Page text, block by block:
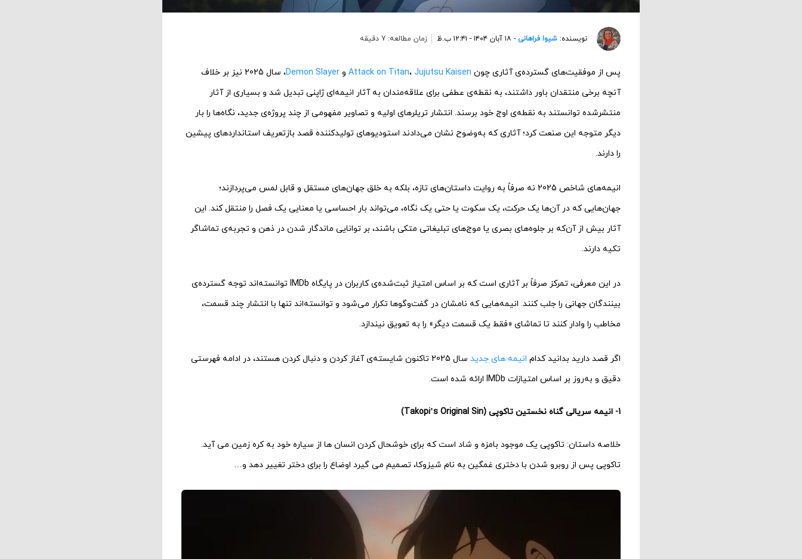
نویسنده: شیوا فراهانی - ۱۸ آبان ۱۴۰۴ - ۱۲:۴۱ ب.ظ زمان مطالعه: 7 دقیقه
پس از موفقیت‌های گسترده‌ی آثاری چون Attack on Titan، Jujutsu Kaisen و Demon Slayer
، سال 2025 نیز بر خلاف
آنچه برخی منتقدان باور داشتند، به نقطه­‌ی عطفی برای علاقه‌­مندان به آثار انیمه‌­ای ژاپنی تبدیل شد و بسیاری از آثار
منتشرشده توانستند به نقطه‌ی اوج خود برسند. انتشار تریلرهای اولیه و تصاویر مفهومی از چند پروژه‌ی جدید، نگاه‌ها را بار
دیگر متوجه این صنعت کرد؛ آثاری که به‌وضوح نشان می‌دادند استودیوهای تولیدکننده قصد بازتعریف استانداردهای پیشین
را دارند.
انیمه‌های شاخص 2025 نه صرفاً به روایت داستان‌های تازه، بلکه به خلق جهان‌های مستقل و قابل لمس می‌پردازند؛
جهان‌هایی که در آن‌ها یک حرکت، یک سکوت یا حتی یک نگاه، می‌تواند بار احساسی یا معنایی یک فصل را منتقل کند. این
آثار بیش از آن‌که بر جلوه‌های بصری یا موج‌های تبلیغاتی متکی باشند، بر توانایی ماندگار شدن در ذهن و تجربه‌ی تماشاگر
تکیه دارند.
در این معرفی، تمرکز صرفاً بر آثاری است که بر اساس امتیاز ثبت‌شده‌ی کاربران در پایگاه IMDb توانسته‌اند توجه گسترده‌ی
بینندگان جهانی را جلب کنند. انیمه‌هایی که نامشان در گفت‌وگوها تکرار می‌شود و توانسته‌اند تنها با انتشار چند قسمت،
مخاطب را وادار کنند تا تماشای «فقط یک قسمت دیگر» را به تعویق نیندازد.
اگر قصد دارید بدانید کدام انیمه های جدید
سال 2025 تاکنون شایسته‌ی آغاز کردن و دنبال کردن هستند، در ادامه فهرستی
دقیق و به‌روز بر اساس امتیازات IMDb ارائه شده است.
1- انیمه سریالی گناه نخستین تاکوپی (Takopi’s Original Sin)
خلاصه داستان: تاکوپی یک موجود بامزه و شاد است که برای خوشحال کردن انسان ها از سیاره خود به کره زمین می آید.
تاکوپی پس از روبرو شدن با دختری غمگین به نام شیزوکا، تصمیم می گیرد اوضاع را برای دختر تغییر دهد و…